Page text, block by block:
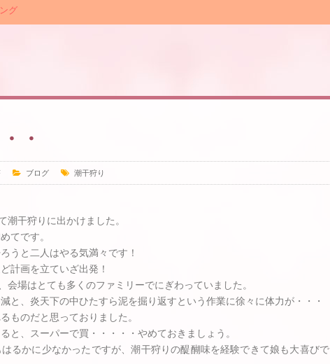
グ
・
ブログ 潮干狩り
潮干狩りに出かけました。
てです。
うと二人はやる気満々です！
計画を立ていざ出発！
会場はとても多くのファミリーでにぎわっていました。
と、炎天下の中ひたすら泥を掘り返すという作業に徐々に体力が・・・
ものだと思っておりました。
と、スーパーで買・・・・・やめておきましょう。
るかに少なかったですが、潮干狩りの醍醐味を経験できて娘も大喜びで